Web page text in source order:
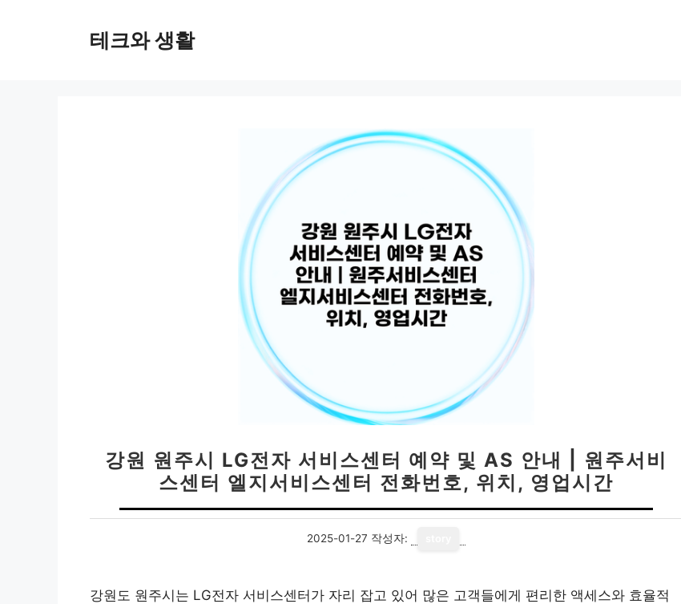
테크와 생활
강원 원주시 LG전자 서비스센터 예약 및 AS 안내 | 원주서비
스센터 엘지서비스센터 전화번호, 위치, 영업시간
2025-01-27 작성자:
강원도 원주시는 LG전자 서비스센터가 자리 잡고 있어 많은 고객들에게 편리한 액세스와 효율적